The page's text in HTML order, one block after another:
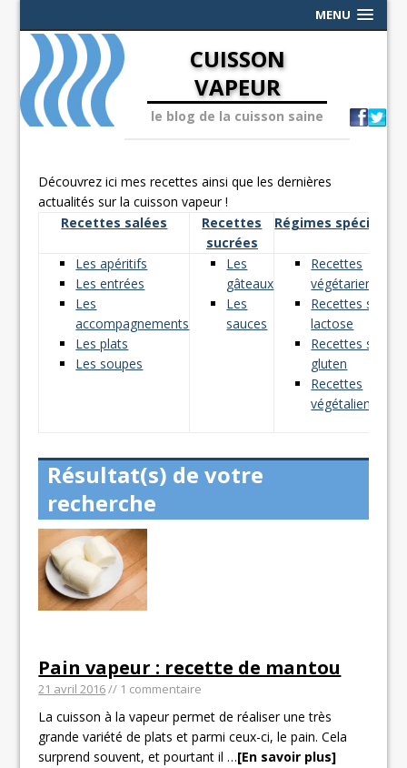
MENU
CUISSON
VAPEUR
le blog de la cuisson saine
Découvrez ici mes recettes ainsi que les dernières
actualités sur la cuisson vapeur !
Recettes salées
Recettes
sucrées
Régimes spéciaux
Les apéritifs
Les entrées
Les
accompagnements
Les plats
Les soupes
Les
gâteaux
Les
sauces
Recettes
végétariennes
Recettes sans
lactose
Recettes sans
gluten
Recettes
végétaliennes
Résultat(s) de votre
recherche
Pain vapeur : recette de mantou
21 avril 2016// 1 commentaire
La cuisson à la vapeur permet de réaliser une très
grande variété de plats et parmi ceux-ci, le pain. Cela
surprend souvent, et pourtant il…[En savoir plus]